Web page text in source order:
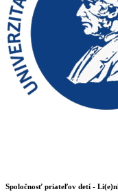
Spoločnosť priateľov detí -